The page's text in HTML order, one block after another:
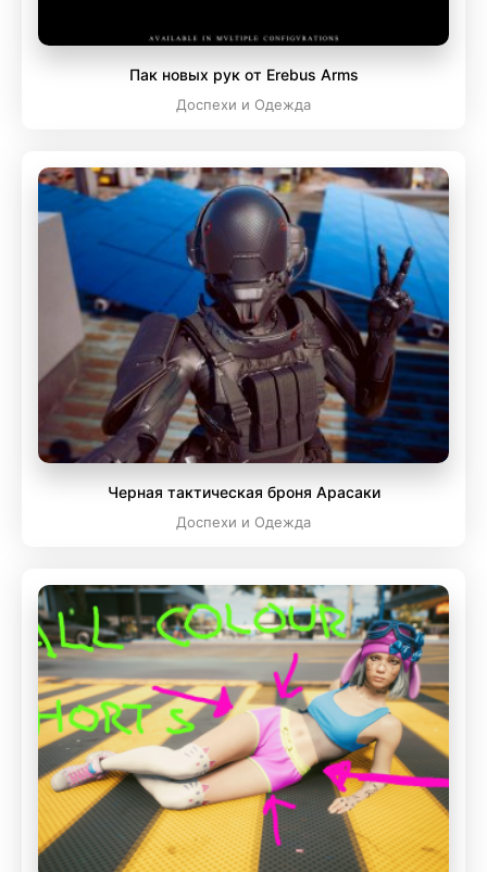
Пак новых рук от Erebus Arms
Доспехи и Одежда
Черная тактическая броня Арасаки
Доспехи и Одежда